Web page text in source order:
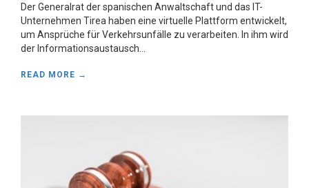
Der Generalrat der spanischen Anwaltschaft und das IT-
Unternehmen Tirea haben eine virtuelle Plattform entwickelt,
um Ansprüche für Verkehrsunfälle zu verarbeiten. In ihm wird
der Informationsaustausch...
READ MORE →